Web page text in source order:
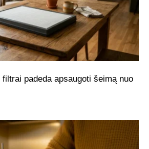
filtrai padeda apsaugoti šeimą nuo